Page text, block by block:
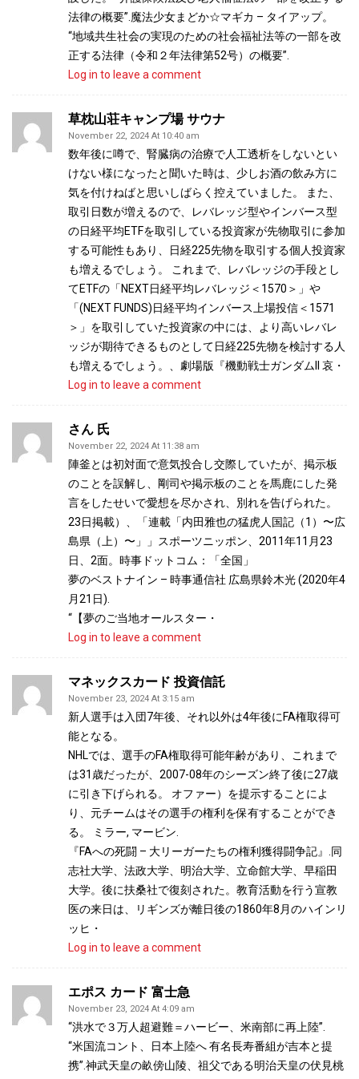
法律の概要”.魔法少女まどか☆マギカ – タイアップ。
“地域共生社会の実現のための社会福祉法等の一部を改
正する法律（令和２年法律第52号）の概要”.
Log in to leave a comment
草枕山荘キャンプ場 サウナ
November 22, 2024 At 10:40 am
数年後に噂で、腎臓病の治療で人工透析をしないとい
けない様になったと聞いた時は、少しお酒の飲み方に
気を付けねばと思いしばらく控えていました。 また、
取引日数が増えるので、レバレッジ型やインバース型
の日経平均ETFを取引している投資家が先物取引に参加
する可能性もあり、日経225先物を取引する個人投資家
も増えるでしょう。 これまで、レバレッジの手段とし
てETFの「NEXT日経平均レバレッジ＜1570＞」や
「(NEXT FUNDS)日経平均インバース上場投信＜1571
＞」を取引していた投資家の中には、より高いレバレ
ッジが期待できるものとして日経225先物を検討する人
も増えるでしょう。、劇場版『機動戦士ガンダムII 哀・
Log in to leave a comment
さん 氏
November 22, 2024 At 11:38 am
陣釜とは初対面で意気投合し交際していたが、掲示板
のことを誤解し、剛司や掲示板のことを馬鹿にした発
言をしたせいで愛想を尽かされ、別れを告げられた。
23日掲載）、「連載「内田雅也の猛虎人国記（1）〜広
島県（上）〜」」スポーツニッポン、2011年11月23
日、2面。時事ドットコム：「全国」
夢のベストナイン – 時事通信社 広島県鈴木光 (2020年4
月21日).
“【夢のご当地オールスター・
Log in to leave a comment
マネックスカード 投資信託
November 23, 2024 At 3:15 am
新人選手は入団7年後、それ以外は4年後にFA権取得可
能となる。
NHLでは、選手のFA権取得可能年齢があり、これまで
は31歳だったが、2007-08年のシーズン終了後に27歳
に引き下げられる。 オファー）を提示することによ
り、元チームはその選手の権利を保有することができ
る。 ミラー, マービン.
『FAへの死闘 – 大リーガーたちの権利獲得闘争記』.同
志社大学、法政大学、明治大学、立命館大学、早稲田
大学。後に扶桑社で復刻された。教育活動を行う宣教
医の来日は、リギンズが離日後の1860年8月のハインリ
ッヒ・
Log in to leave a comment
エポス カード 富士急
November 23, 2024 At 4:09 am
“洪水で３万人超避難＝ハービー、米南部に再上陸”.
“米国流コント、日本上陸へ 有名長寿番組が吉本と提
携”.神武天皇の畝傍山陵、祖父である明治天皇の伏見桃